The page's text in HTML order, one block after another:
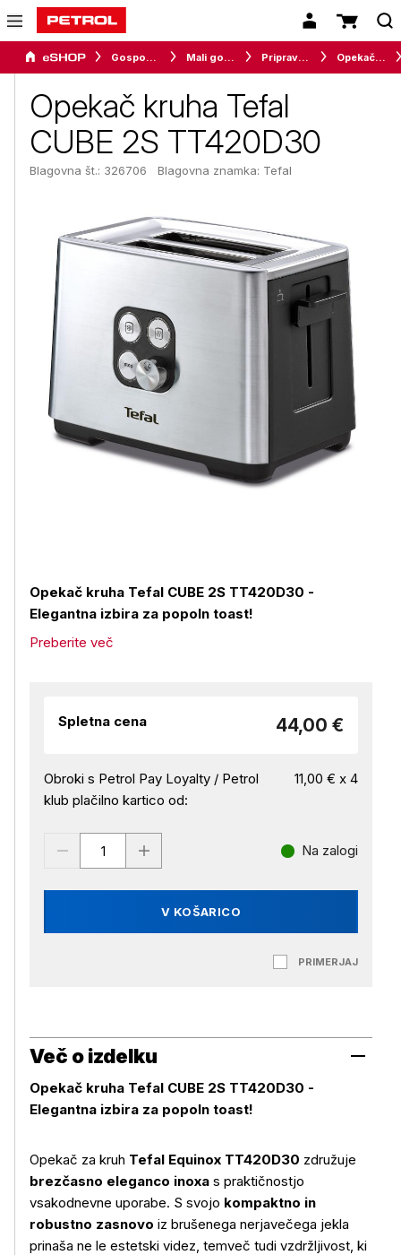
Gospodinjski aparati Mali gospodinjski aparati Priprava hrane Opekači kruha
Opekač kruha Tefal
CUBE 2S TT420D30
Blagovna št.: 326706 Blagovna znamka: Tefal
Opekač kruha Tefal CUBE 2S TT420D30 -
Elegantna izbira za popoln toast!
Preberite več
Spletna cena 44,00 €
Obroki s Petrol Pay Loyalty / Petrol
klub plačilno kartico od:
11,00 € x 4
V KOŠARICO
Na zalogi
PRIMERJAJ
Več o izdelku
Opekač kruha Tefal CUBE 2S TT420D30 -
Elegantna izbira za popoln toast!
Opekač za kruh Tefal Equinox TT420D30 združuje
brezčasno eleganco inoxa s praktičnostjo
vsakodnevne uporabe. S svojo kompaktno in
robustno zasnovo iz brušenega nerjavečega jekla
prinaša ne le estetski videz, temveč tudi vzdržljivost, ki